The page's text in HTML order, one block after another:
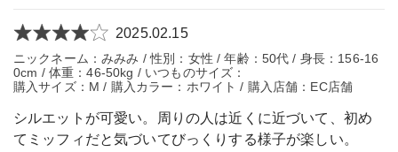
2025.02.15
ニックネーム：みみみ / 性別：女性 / 年齢：50代 / 身長：156-16
0cm / 体重：46-50kg / いつものサイズ：
購入サイズ：M / 購入カラー：ホワイト / 購入店舗：EC店舗
シルエットが可愛い。周りの人は近くに近づいて、初め
てミッフィだと気づいてびっくりする様子が楽しい。